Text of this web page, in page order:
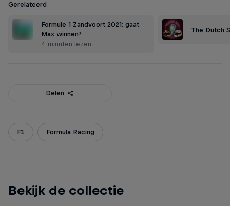
Gerelateerd
Formule 1 Zandvoort 2021: gaat
Max winnen?
4 minuten lezen
The Dutch
Delen
F1 Formula Racing
Bekijk de collectie